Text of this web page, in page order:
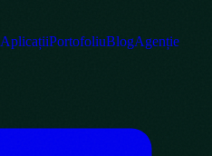
AplicațiiPortofoliuBlogAgenție